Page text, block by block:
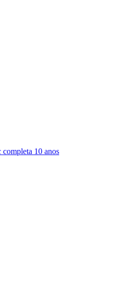
10 anos